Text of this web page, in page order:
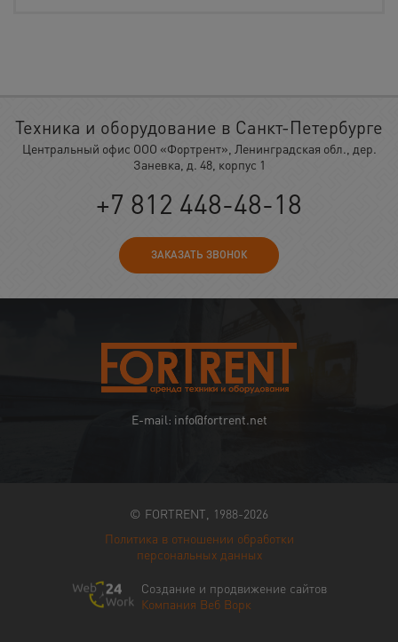
Техника и оборудование в Санкт-Петербурге
Центральный офис ООО «Фортрент», Ленинградская обл., дер.
Заневка, д. 48, корпус 1
+7 812 448-48-18
ЗАКАЗАТЬ ЗВОНОК
E-mail: info@fortrent.net
© FORTRENT, 1988-2026
Политика в отношении обработки
персональных данных
Создание и продвижение сайтов
Компания Веб Ворк